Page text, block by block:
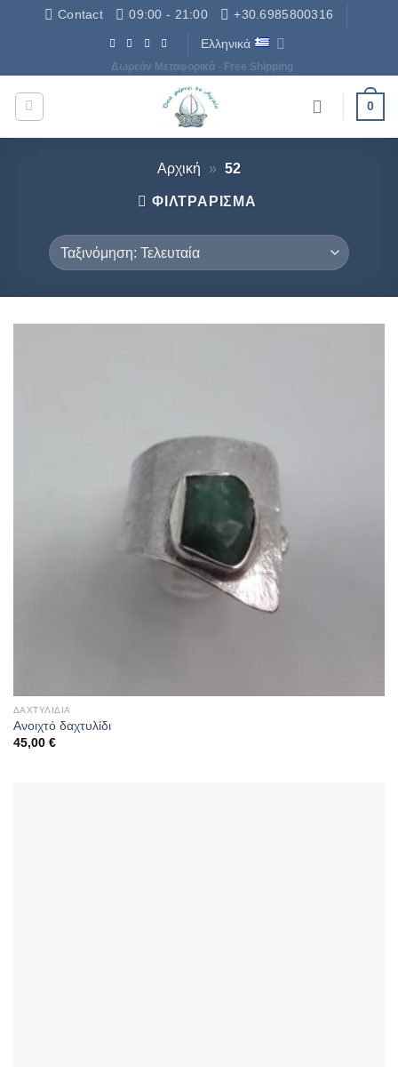
ΜετάβασηContact 09:00 - 21:00 +30.6985800316
Ελληνικά
Δωρεάν Μεταφορικά - Free Shipping
0
Αρχική » 52
ΦΙΛΤΡΆΡΙΣΜΑ
ΔΑΧΤΥΛΊΔΙΑ
Ανοιχτό δαχτυλίδι
45,00 €